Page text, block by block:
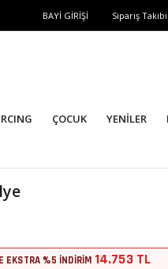
BAYİ GİRİŞİ Sipariş Takibi
ÇOCUK YENİLER
EKSTRA %5 İNDİRİM 14.753 TL